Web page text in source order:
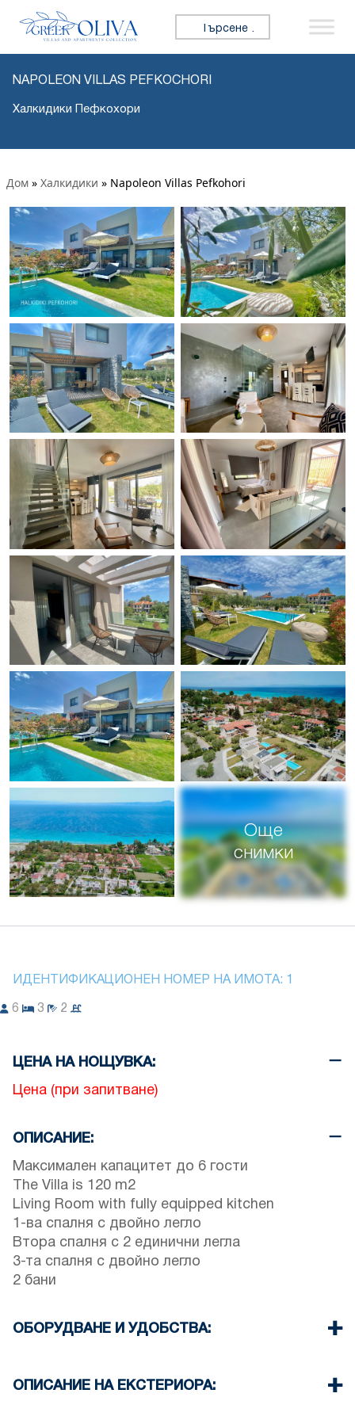
Търсене за:
NAPOLEON VILLAS PEFKOCHORI
Халкидики Пефкохори
Дом » Халкидики » Napoleon Villas Pefkohori
Още
снимки
ИДЕНТИФИКАЦИОНЕН НОМЕР НА ИМОТА: 1
6 3 2
ЦЕНА НА НОЩУВКА:
Цена (при запитване)
ОПИСАНИЕ:
Максимален капацитет до 6 гости
The Villa is 120 m2
Living Room with fully equipped kitchen
1-ва спалня с двойно легло
Втора спалня с 2 единични легла
3-та спалня с двойно легло
2 бани
ОБОРУДВАНЕ И УДОБСТВА:
Климатик
ОПИСАНИЕ НА ЕКСТЕРИОРА: